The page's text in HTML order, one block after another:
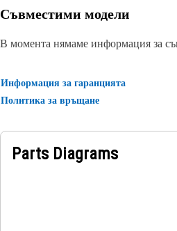
Съвместими модели
В момента нямаме информация за
Информация за гаранцията
Политика за връщане
Parts Diagrams